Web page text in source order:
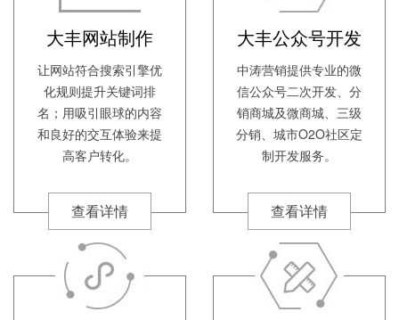
大丰网站制作
让网站符合搜索引擎优
化规则提升关键词排
名；用吸引眼球的内容
和良好的交互体验来提
高客户转化。
查看详情
大丰公众号开发
中涛营销提供专业的微
信公众号二次开发、分
销商城及微商城、三级
分销、城市O2O社区定
制开发服务。
查看详情